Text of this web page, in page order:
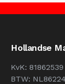
Hollandse
KvK: 81862539
BTW: